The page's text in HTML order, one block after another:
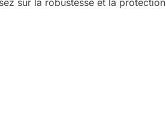
sur la robustesse et la protection